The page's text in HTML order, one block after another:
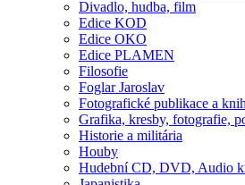
Divadlo, hudba, film
Edice KOD
Edice OKO
Edice PLAMEN
Filosofie
Foglar Jaroslav
Fotografické publikace a
Grafika, kresby, fotografie,
Historie a militária
Houby
Hudební CD, DVD, Audio